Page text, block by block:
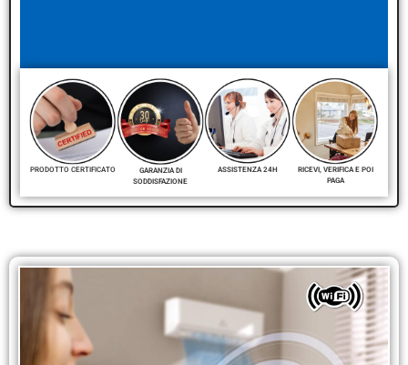
PRODOTTO CERTIFICATO
GARANZIA DI
SODDISFAZIONE
ASSISTENZA 24H
RICEVI, VERIFICA E POI
PAGA